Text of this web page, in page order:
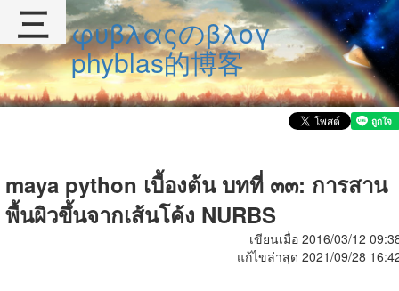
φυβλαςのβλογ
phyblas的博客
maya python เบื้องต้น บทที่ ๓๓: การสาน
พื้นผิวขึ้นจากเส้นโค้ง NURBS
เขียนเมื่อ 2016/03/12
แก้ไขล่าสุด 2021/09/28
三